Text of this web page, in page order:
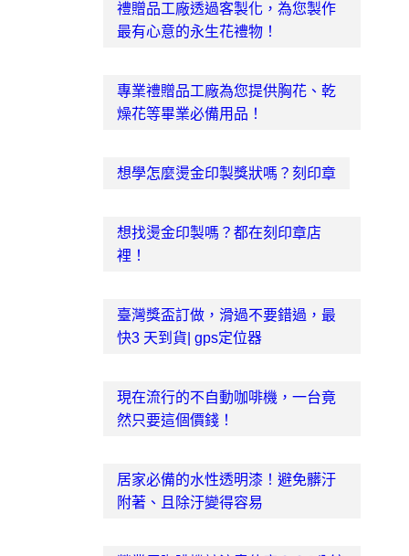
禮贈品工廠透過客製化，為您製作
最有心意的永生花禮物！
專業禮贈品工廠為您提供胸花、乾
燥花等畢業必備用品！
想學怎麼燙金印製獎狀嗎？刻印章
想找燙金印製嗎？都在刻印章店
裡！
臺灣獎盃訂做，滑過不要錯過，最
快3 天到貨| gps定位器
現在流行的不自動咖啡機，一台竟
然只要這個價錢！
居家必備的水性透明漆！避免髒汙
附著、且除汙變得容易